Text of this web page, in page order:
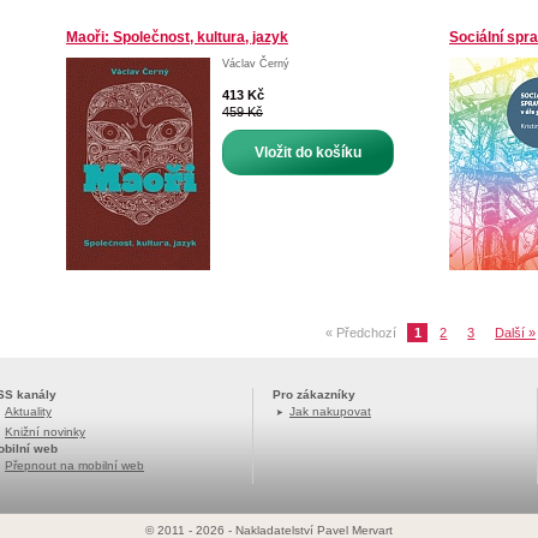
Maoři: Společnost, kultura, jazyk
Václav Černý
413 Kč
459 Kč
Vložit do košíku
Sociální
« Předchozí 1 2 3 Další »
kanály
Aktuality
Knižní novinky
web
Přepnout na mobilní web
Pro zákazníky
Jak nakupovat
© 2011 - 2026 - Nakladatelství Pavel Mervart